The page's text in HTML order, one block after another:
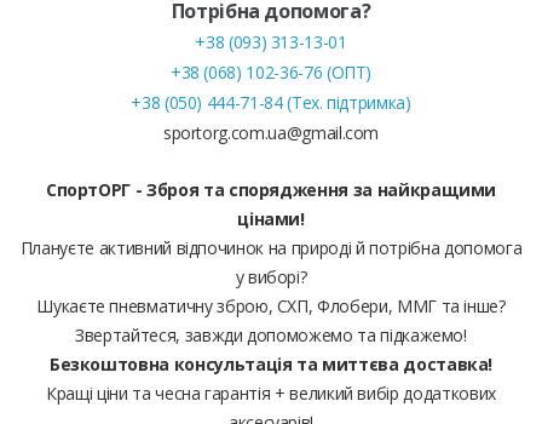
Потрібна допомога?
+38 (093) 313-13-01
+38 (068) 102-36-76 (ОПТ)
+38 (050) 444-71-84 (Тех. підтримка)
sportorg.com.ua@gmail.com
СпортОРГ - Зброя та спорядження за найкращими
цінами!
Плануєте активний відпочинок на природі й потрібна допомога
у виборі?
Шукаєте пневматичну зброю, СХП, Флобери, ММГ та інше?
Звертайтеся, завжди допоможемо та підкажемо!
Безкоштовна консультація та миттєва доставка!
Кращі ціни та чесна гарантія + великий вибір додаткових